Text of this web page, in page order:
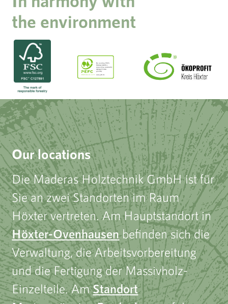
the environment
Our locations
Die Maderas Holztechnik GmbH ist für
Sie an zwei Standorten im Raum
Höxter vertreten. Am Hauptstandort in
Höxter-Ovenhausenbefinden sich die
Verwaltung, die Arbeitsvorbereitung
und die Fertigung der Massivholz-
Einzelteile. AmStandort